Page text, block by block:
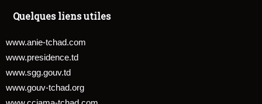
Quelques liens utiles
www.anie-tchad.com
www.presidence.td
www.sgg.gouv.td
www.gouv-tchad.org